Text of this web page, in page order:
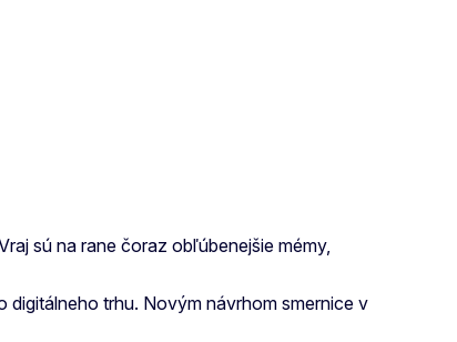
sú na rane čoraz obľúbenejšie mémy,
trhu. Novým návrhom smernice v